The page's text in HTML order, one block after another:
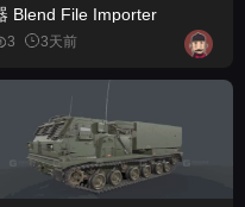
器 Blend File Importer
3 3天前